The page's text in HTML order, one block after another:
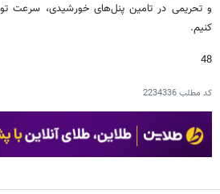
و تحریمی در تامین پنل‌های خورشیدی، سرعت
کنیم.
48
کد مطلب2234336